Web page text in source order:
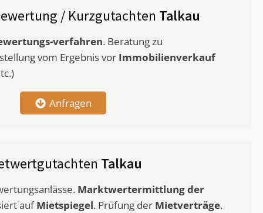
/ Kurzgutachten Talkau
verfahren. Beratung zu
vom Ergebnis vor Immobilienverkauf
Anfragen
Talkau
Marktwertermittlungder
aufMietspiegel. Prüfung der Mietverträge.